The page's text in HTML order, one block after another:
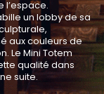
l’espace.
un lobby de sa
aux couleurs de
Le Mini Totem
qualité dans
suite.